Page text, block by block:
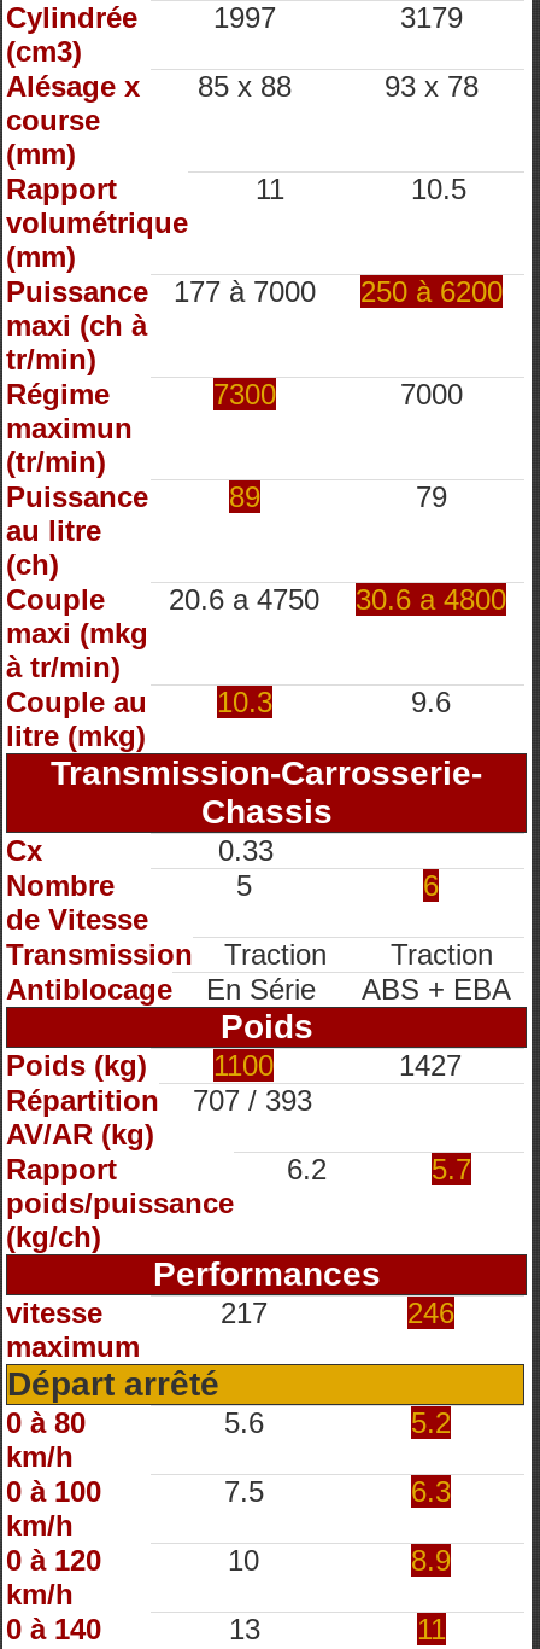
Cylindrée
(cm3)
1997 3179
Alésage x
course
(mm)
85 x 88 93 x 78
Rapport
volumétrique
(mm)
11 10.5
Puissance
maxi (ch à
tr/min)
177 à 7000 250 à 6200
Régime
maximun
(tr/min)
7300 7000
Puissance
au litre
(ch)
89 79
Couple
maxi (mkg
à tr/min)
20.6 a 4750 30.6 a 4800
Couple au
litre (mkg)
10.3 9.6
Transmission-Carrosserie-
Chassis
Cx
0.33
Nombre
de Vitesse
5 6
Transmission Traction
Traction
Antiblocage
En Série ABS + EBA
Poids
Poids (kg) 1100
1427
Répartition
AV/AR (kg)
707 / 393
Rapport
poids/puissance
(kg/ch)
6.2 5.7
Performances
vitesse
maximum
217 246
Départ arrêté
0 à 80
km/h
5.6 5.2
0 à 100
km/h
7.5 6.3
0 à 120
km/h
10 8.9
0 à 140
13 11